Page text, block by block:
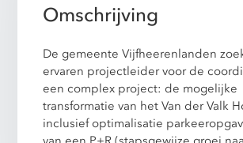
Omschrijving
De gemeente Vijfheerenlanden
ervaren projectleider voor de
een complex project: de mogelijke
transformatie van het Van der Valk
inclusief optimalisatie